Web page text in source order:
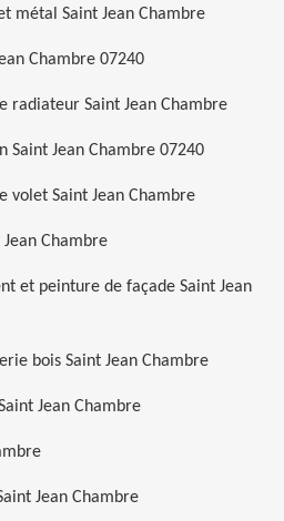
métal Saint Jean Chambre
Chambre 07240
radiateur Saint Jean Chambre
Saint Jean Chambre 07240
volet Saint Jean Chambre
Chambre
et peinture de façade Saint Jean
bois Saint Jean Chambre
Jean Chambre
Jean Chambre